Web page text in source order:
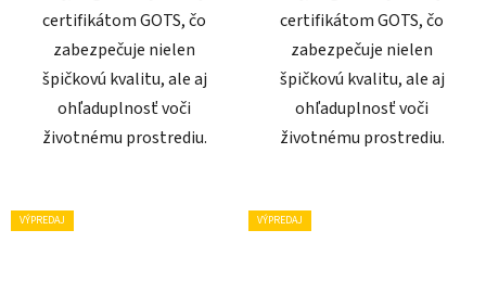
certifikátom GOTS, čo
zabezpečuje nielen
špičkovú kvalitu, ale aj
ohľaduplnosť voči
životnému prostrediu.
certifikátom GOTS, čo
zabezpečuje nielen
špičkovú kvalitu, ale aj
ohľaduplnosť voči
životnému prostrediu.
VÝPREDAJ VÝPREDAJ